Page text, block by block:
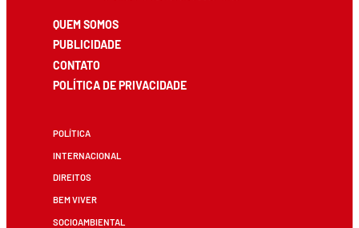
QUEM SOMOS
PUBLICIDADE
CONTATO
POLÍTICA DE PRIVACIDADE
POLÍTICA
INTERNACIONAL
DIREITOS
BEM VIVER
SOCIOAMBIENTAL